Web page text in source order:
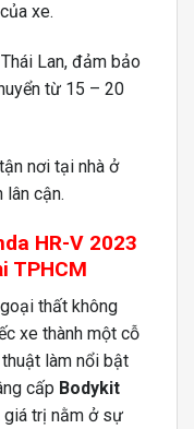
xe.
Lan, đảm bảo
từ 15 – 20
nơi tại nhà ở
lân cận.
HR-V 2023
TPHCM
thất không
xe thành một cỗ
làm nổi bật
cấp Bodykit
giá trị nằm ở sự